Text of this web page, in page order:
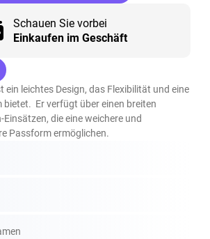
Schauen Sie vorbei
Einkaufen im Geschäft
ein leichtes Design, das Flexibilität und eine
bietet. ​ Er verfügt über einen breiten
die eine weichere und
Passform ermöglichen.